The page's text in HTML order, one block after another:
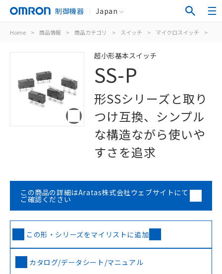
制御機器 Japan
Home > 商品情報 > 商品カテゴリ > スイッチ > マイクロスイッチ >
超小形基本スイッチ
SS-P
形SSシリーズと取り
つけ互換、シンプル
な構造ながら使いや
すさを追求
この商品の詳細はAratas株式会社ウェブサイトにて
ご確認ください
この形・シリーズをマイリストに追加
カタログ/データシート/マニュアル